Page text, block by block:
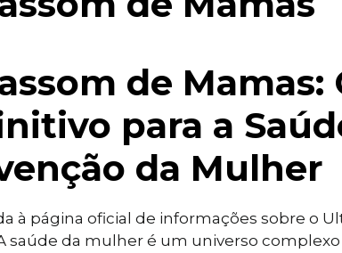
de Mamas:
para a
da Mulher
à página oficial de informações sobre o
saúde da mulher é um universo